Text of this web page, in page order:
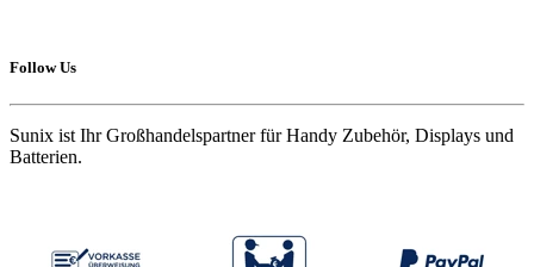
Follow Us
Sunix ist Ihr Großhandelspartner für Handy Zubehör, Displays und
Batterien.